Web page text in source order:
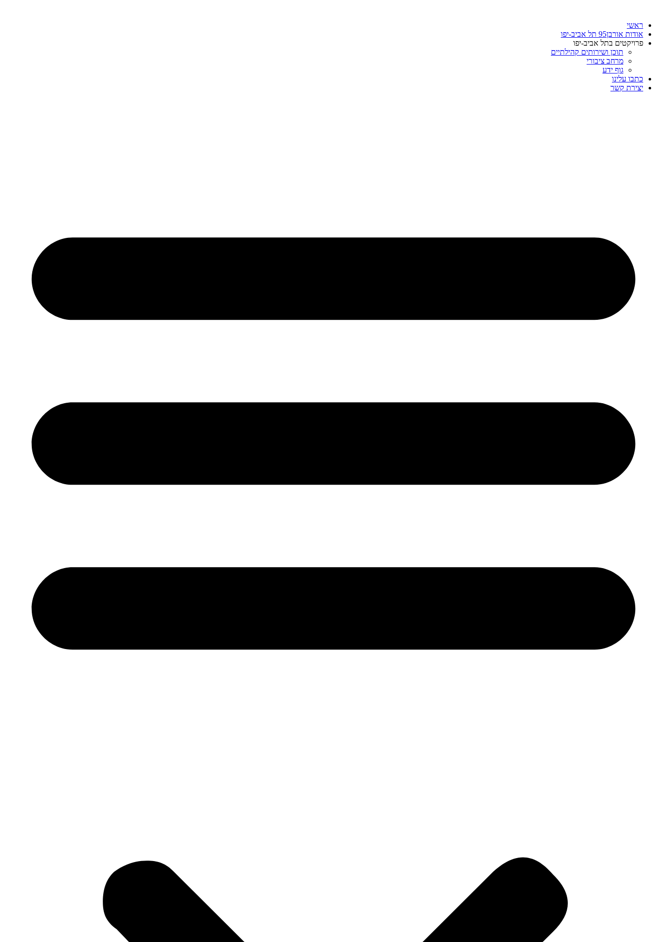
ראשי
אודות אורבן95 תל אביב-יפו
פרויקטים בתל אביב-יפו
תוכן ושירותים קהילתיים
מרחב ציבורי
גוף ידע
כתבו עלינו
יצירת קשר